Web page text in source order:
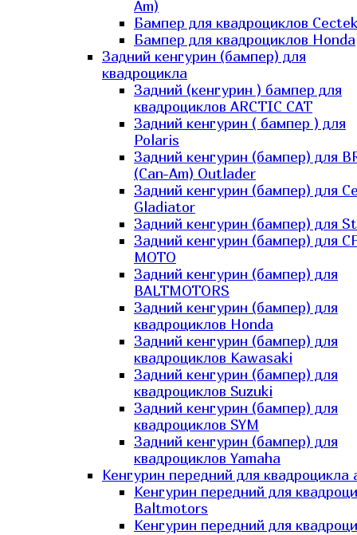
Am)
Бампер для квадроциклов Cectek
Бампер для квадроциклов Honda
Задний кенгурин (бампер) для
квадроцикла
Задний (кенгурин ) бампер для
квадроциклов ARCTIC CAT
Задний кенгурин ( бампер ) для
Polaris
Задний кенгурин (бампер) для
(Can-Am) Outlader
Задний кенгурин (бампер) для
Gladiator
Задний кенгурин (бампер) для
Задний кенгурин (бампер) для
MOTO
Задний кенгурин (бампер) для
BALTMOTORS
Задний кенгурин (бампер) для
квадроциклов Honda
Задний кенгурин (бампер) для
квадроциклов Kawasaki
Задний кенгурин (бампер) для
квадроциклов Suzuki
Задний кенгурин (бампер) для
квадроциклов SYM
Задний кенгурин (бампер) для
квадроциклов Yamaha
Кенгурин передний для квадроцикла
Кенгурин передний для
Baltmotors
Кенгурин передний для